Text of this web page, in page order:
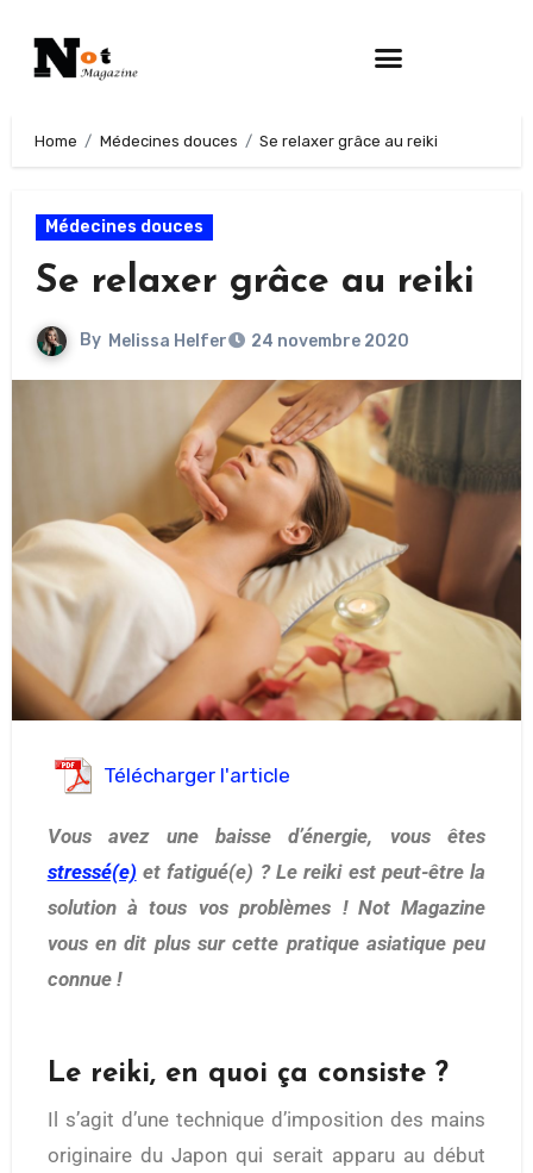
Home Médecines douces Se relaxer grâce au reiki
Médecines douces
Se relaxer grâce au reiki
By Melissa Helfer 24 novembre 2020
Télécharger l'article
Vous avez une baisse d’énergie, vous êtes
stressé(e) et fatigué(e) ? Le reiki est peut-être la
solution à tous vos problèmes ! Not Magazine
vous en dit plus sur cette pratique asiatique peu
connue !
Le reiki, en quoi ça consiste ?
Il s’agit d’une technique d’imposition des mains
originaire du Japon qui serait apparu au début